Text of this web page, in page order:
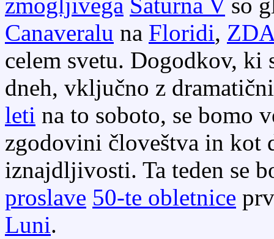
zmogljivega Saturna Vso
Canaveralu na Floridi, ZDA
celem svetu. Dogodkov, ki
dneh, vključno z
leti na to soboto, se bomo
zgodovini človeštva in kot
iznajdljivosti. Ta teden se
proslave 50-te obletnice
Luni.